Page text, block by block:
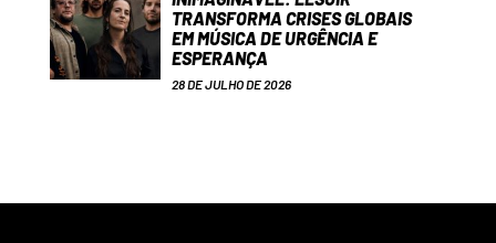
TRANSFORMA CRISES GLOBAIS
EM MÚSICA DE URGÊNCIA E
ESPERANÇA
28 DE JULHO DE 2026